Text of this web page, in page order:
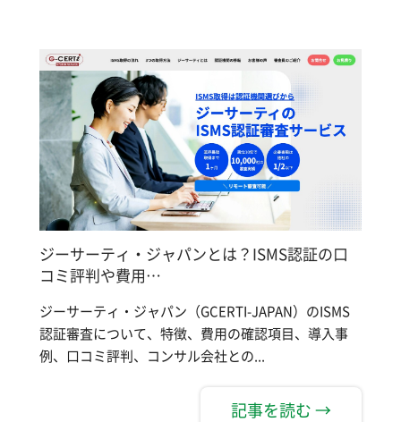
ジーサーティ・ジャパンとは？ISMS認証の口
コミ評判や費用…
ジーサーティ・ジャパン（GCERTI-JAPAN）のISMS
認証審査について、特徴、費用の確認項目、導入事
例、口コミ評判、コンサル会社との...
記事を読む →